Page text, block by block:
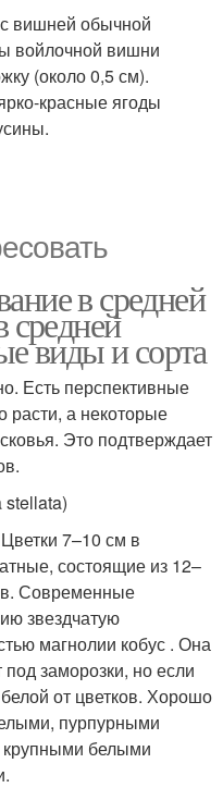
вишней обычной
войлочной вишни
(около 0,5 см).
красные ягоды
в средней
средней
виды и сорта
Есть перспективные
расти, а некоторые
Это подтверждает
stellata)
7–10 см в
состоящие из 12–
Современные
звездчатую
магнолии кобус . Она
под заморозки, но если
от цветков. Хорошо
пурпурными
крупными белыми